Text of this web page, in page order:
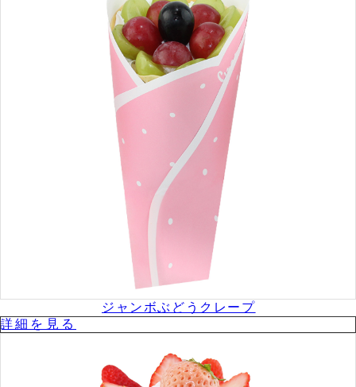
ジャンボぶどうクレープ
詳細を⾒る